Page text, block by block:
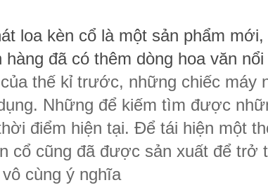
loa kèn cổ là một sản phẩm mới,
đã có thêm dòng hoa văn
thế kỉ trước, những chiếc máy
Những để kiếm tìm được
điểm hiện tại. Để tái hiện một
cổ cũng đã được sản xuất để trở
cùng ý nghĩa